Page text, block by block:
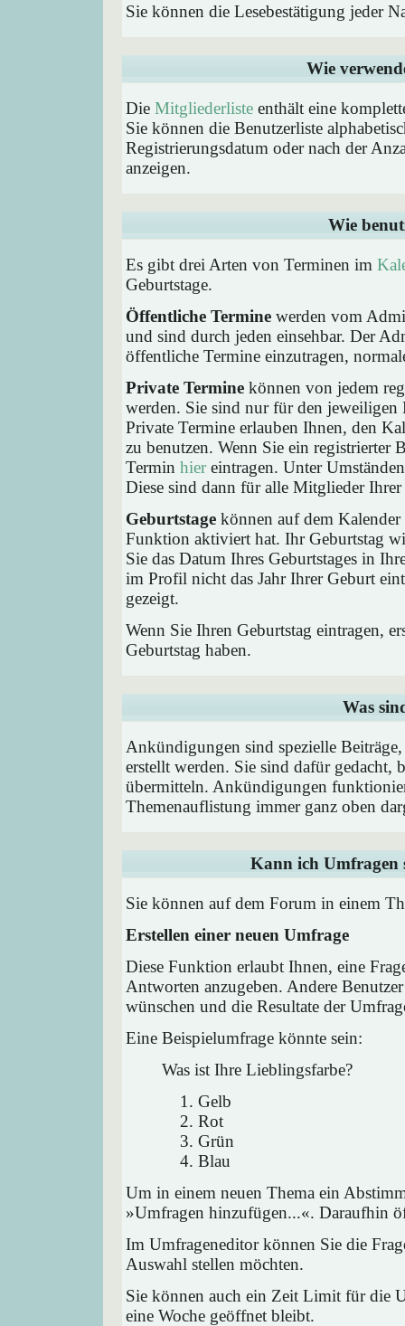
Sie können die Lesebestätigung jeder
Wie
Die Mitgliederliste enthält eine
Sie können die Benutzerliste
Registrierungsdatum oder nach der
anzeigen.
Wie
Es gibt drei Arten von Terminen im
Geburtstage.
Öffentliche Termine werden vom
und sind durch jeden einsehbar. Der
öffentliche Termine einzutragen,
Private Termine können von jedem
werden. Sie sind nur für den jeweiligen
Private Termine erlauben Ihnen, den
zu benutzen. Wenn Sie ein registrierter
Termin hiereintragen. Unter
Diese sind dann für alle Mitglieder
Geburtstage können auf dem
Funktion aktiviert hat. Ihr Geburtstag
Sie das Datum Ihres Geburtstages in
im Profil nicht das Jahr Ihrer Geburt
gezeigt.
Wenn Sie Ihren Geburtstag eintragen,
Geburtstag haben.
Was
Ankündigungen sind spezielle
erstellt werden. Sie sind dafür gedacht,
übermitteln. Ankündigungen
Themenauflistung immer ganz oben
Kann ich Umfragen
Sie können auf dem Forum in einem
Erstellen einer neuen Umfrage
Diese Funktion erlaubt Ihnen, eine
Antworten anzugeben. Andere
wünschen und die Resultate der
Eine Beispielumfrage könnte sein:
Was ist Ihre Lieblingsfarbe?
Gelb
Rot
Grün
Blau
Um in einem neuen Thema ein
»Umfragen hinzufügen...«. Daraufhin
Im Umfrageneditor können Sie die
Auswahl stellen möchten.
Sie können auch ein Zeit Limit für die
eine Woche geöffnet bleibt.